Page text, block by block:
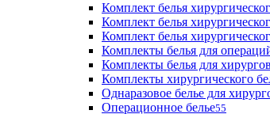
Комплект белья
Комплект белья
Комплект белья
Комплекты белья для
Комплекты белья для хирургов
Комплекты хирургического
Однаразовое белье для
Операционное белье55